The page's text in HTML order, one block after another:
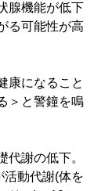
腺機能が低下
る可能性が高
康になること
＞と警鐘を鳴
代謝の低下。
活動代謝(体を